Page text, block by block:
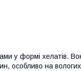
у формі хелатів.
особливо на